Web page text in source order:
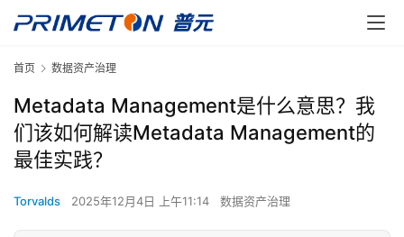
首页 数据资产治理
Metadata Management是什么意思？我
们该如何解读Metadata Management的
最佳实践？
Torvalds 2025年12月4日 上午11:14 数据资产治理